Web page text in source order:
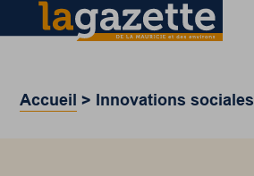
Accueil > Innovations sociales